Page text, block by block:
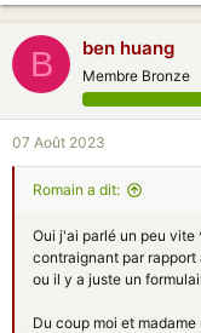
B ben huang
Membre Bronze
07 Août 2023
Rоmain a dit:
Oui j'ai parlé un peu vite
contraignant par
ou il y a juste un
Du coup moi et